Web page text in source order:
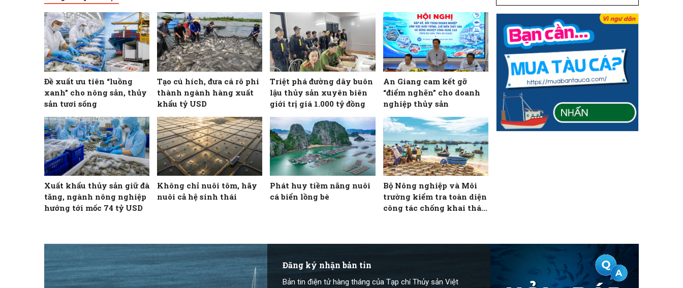
Đề xuất ưu tiên “luồng
xanh” cho nông sản, thủy
sản tươi sống
Tạo cú hích, đưa cá rô phi
thành ngành hàng xuất
khẩu tỷ USD
Triệt phá đường dây buôn
lậu thủy sản xuyên biên
giới trị giá 1.000 tỷ đồng
An Giang cam kết gỡ
“điểm nghẽn” cho doanh
nghiệp thủy sản
Xuất khẩu thủy sản giữ đà
tăng, ngành nông nghiệp
hướng tới mốc 74 tỷ USD
Không chỉ nuôi tôm, hãy
nuôi cả hệ sinh thái
Phát huy tiềm năng nuôi
cá biển lồng bè
Bộ Nông nghiệp và Môi
trường kiểm tra toàn diện
công tác chống khai thác
Đăng ký nhận bản tin
Bản tin điện tử hàng tháng của Tạp chí Thủy sản Việt